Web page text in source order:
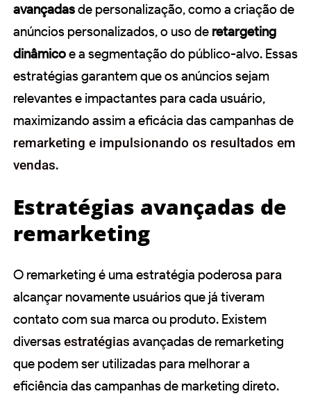
avançadasde personalização, como a criação de
anúncios personalizados, o uso de retargeting
dinâmicoe a segmentação do público-alvo. Essas
estratégias garantem que os anúncios sejam
relevantes e impactantes para cada usuário,
maximizando assim a eficácia das campanhas de
remarketing e impulsionando os resultados em
vendas.
Estratégias avançadas de
remarketing
O remarketing é uma estratégia poderosa para
alcançar novamente usuários que já tiveram
contato com sua marca ou produto. Existem
diversasestratégias avançadas de remarketing
que podem ser utilizadas para melhorar a
eficiência das campanhas de marketing direto.